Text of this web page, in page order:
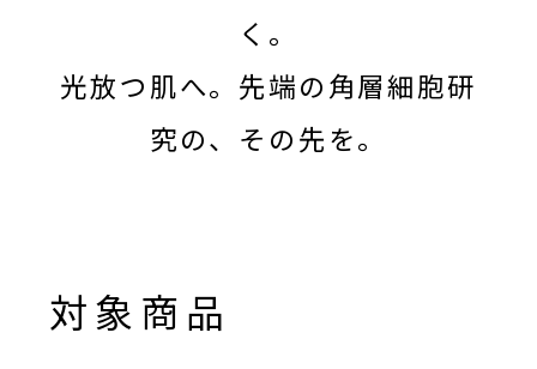
く。
光放つ肌へ。先端の角層細胞研
究の、その先を。
対象商品